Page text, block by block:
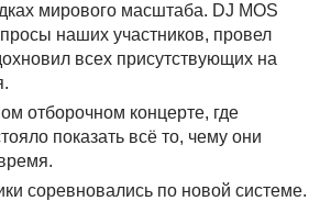
мирового масштаба. DJ MOS
наших участников, провел
всех присутствующих на
отборочном концерте, где
показать всё то, чему они
соревновались по новой системе.